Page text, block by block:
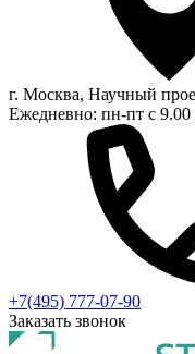
г. Москва, Научный
Ежедневно: пн-пт с 9.00
+7(495) 777-07-90
Заказать звонок